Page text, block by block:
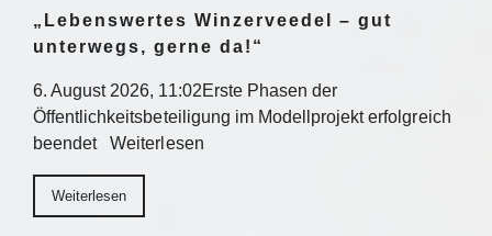
„Lebenswertes Winzerveedel – gut
unterwegs, gerne da!“
6. August 2026, 11:02Erste Phasen der
Öffentlichkeitsbeteiligung im Modellprojekt erfolgreich
beendet Weiterlesen
Weiterlesen